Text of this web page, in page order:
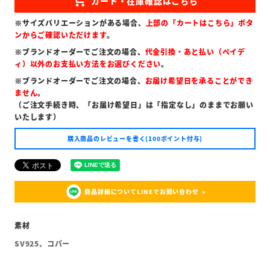
※サイズバリエーションがある場合、 上部の「カートはこちら」ボタ
ンからご確認いただけます。
※ブランドオーダーでご注文の場合、 代金引換・あと払い（ペイデ
ィ）以外のお支払い方法をお選びください。
※ブランドオーダーでご注文の場合、 お届け希望日を承ることができ
ません。
（ご注文手続き時、「お届け希望日」は「指定なし」のままでお願い
いたします）
購入商品のレビューを書く(100ポイント付与)
商品詳細についてLINEでお問い合わせ
SV925、コパー